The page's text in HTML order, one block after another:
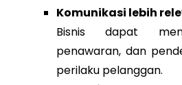
Komunikasi lebih
Bisnis dapat
penawaran, dan
perilaku pelanggan.